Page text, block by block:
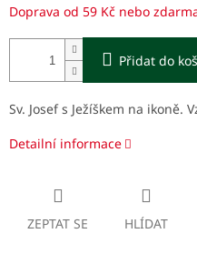
Doprava od 59 Kč nebo
Přidat do
Sv. Josef s Ježíškem na ikoně.
Detailní informace
ZEPTAT SE HLÍDAT